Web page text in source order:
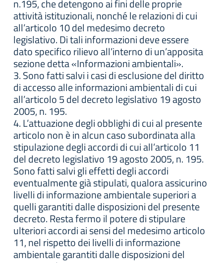
n.195, che detengono ai fini delle proprie
attività istituzionali, nonché le relazioni di cui
all’articolo 10 del medesimo decreto
legislativo. Di tali informazioni deve essere
dato specifico rilievo all’interno di un’apposita
sezione detta «Informazioni ambientali».
3. Sono fatti salvi i casi di esclusione del diritto
di accesso alle informazioni ambientali di cui
all’articolo 5 del decreto legislativo 19 agosto
2005, n. 195.
4. L’attuazione degli obblighi di cui al presente
articolo non è in alcun caso subordinata alla
stipulazione degli accordi di cui all’articolo 11
del decreto legislativo 19 agosto 2005, n. 195.
Sono fatti salvi gli effetti degli accordi
eventualmente già stipulati, qualora assicurino
livelli di informazione ambientale superiori a
quelli garantiti dalle disposizioni del presente
decreto. Resta fermo il potere di stipulare
ulteriori accordi ai sensi del medesimo articolo
11, nel rispetto dei livelli di informazione
ambientale garantiti dalle disposizioni del